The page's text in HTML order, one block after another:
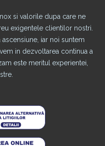
si valorile dupa care ne
exigentele clientilor nostri.
iar noi suntem
in dezvoltarea continua a
este meritul experientei,